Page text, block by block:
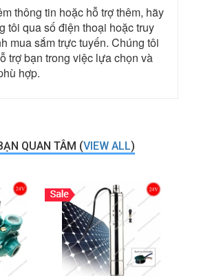
thông tin hoặc hỗ trợ thêm, hãy
tôi qua số điện thoại hoặc truy
mua sắm trực tuyến. Chúng tôi
trợ bạn trong việc lựa chọn và
hợp.
QUAN TÂM (VIEW ALL)